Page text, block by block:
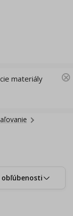
materiály
obľúbenosti